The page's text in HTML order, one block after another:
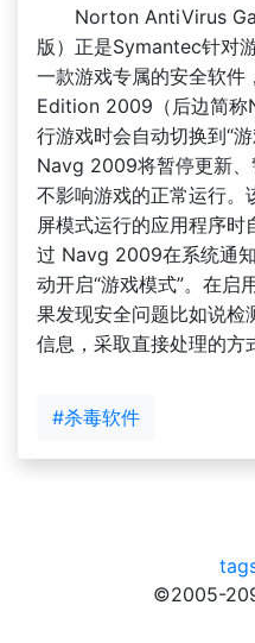
Norton AntiVirus
版）正是Symantec针对
一款游戏专属的安全软
Edition 2009（后边简
行游戏时会自动切换到“游
Navg 2009将暂停更新
不影响游戏的正常运行。
屏模式运行的应用程序时
过 Navg 2009在系统通
动开启“游戏模式”。在启
果发现安全问题比如说检
信息，采取直接处理的方
#杀毒软件
©2005-